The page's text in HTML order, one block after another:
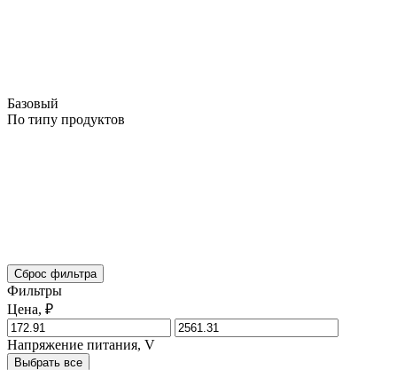
Базовый
По типу продуктов
Сброс фильтра
Фильтры
Цена, ₽
Напряжение питания, V
Выбрать все